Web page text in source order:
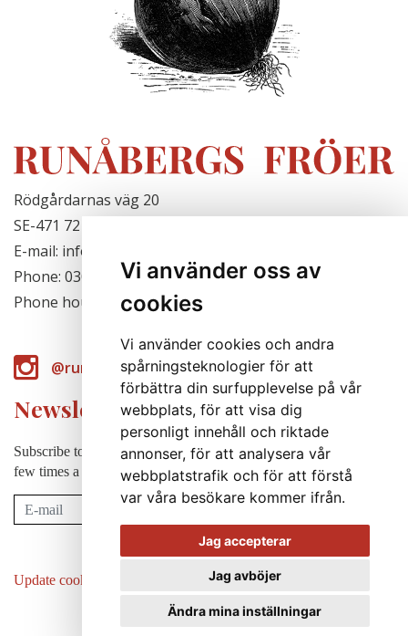
Vi använder oss av
cookies
Vi använder cookies och andra
spårningsteknologier för att
förbättra din surfupplevelse på vår
webbplats, för att visa dig
personligt innehåll och riktade
annonser, för att analysera vår
webbplatstrafik och för att förstå
var våra besökare kommer ifrån.
Jag accepterar
Jag avböjer
Ändra mina inställningar
Rödgårdarnas väg 20
SE-471 72 Hjälteby, Sweden
E-mail: info@runabergsfroer.se
Phone: 0303-777140
Phone hours: Closed for the season
@runabergsfroer
Newsletter
Subscribe to our newsletter to receive news, cultivation tips etc. a
few times a year (in swedish).
Subscribe
Update cookies preferences